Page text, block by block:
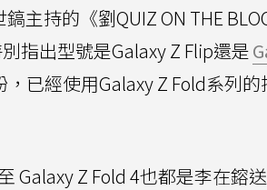
主持的《劉QUIZ ON THE
指出型號是Galaxy Z Flip還是
已經使用Galaxy Z Fold系列
Galaxy Z Fold 4也都是李在鎔